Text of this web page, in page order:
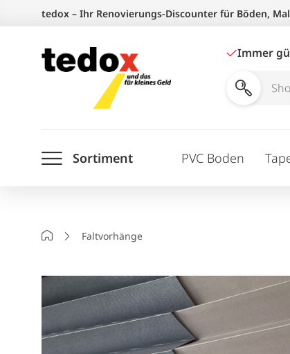
springen
tedox – Ihr Renovierungs-Discounter für Böden,
Immer
Shop
Sortiment PVC Boden
StartseiteFaltvorhänge